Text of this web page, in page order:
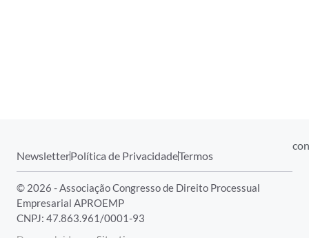
NewsletterPolítica de PrivacidadeTermos
© 2026 - Associação Congresso de Direito Processual
Empresarial APROEMP
CNPJ: 47.863.961/0001-93